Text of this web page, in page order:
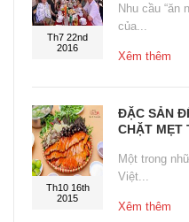
Th7 22nd
2016
Nhu cầu “ăn
của...
Xêm thêm
Th10 16th
2015
ĐẶC SẢN
CHẶT MẸT
Một trong
Việt...
Xêm thêm